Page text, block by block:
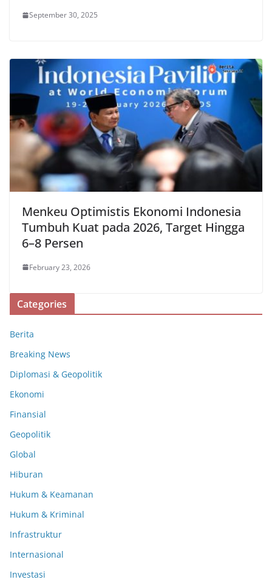
September 30, 2025
Menkeu Optimistis Ekonomi Indonesia
Tumbuh Kuat pada 2026, Target Hingga
6–8 Persen
February 23, 2026
Categories
Berita
Breaking News
Diplomasi & Geopolitik
Ekonomi
Finansial
Geopolitik
Global
Hiburan
Hukum & Keamanan
Hukum & Kriminal
Infrastruktur
Internasional
Investasi